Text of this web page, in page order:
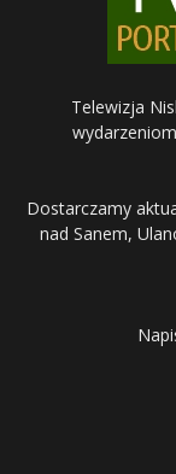
Telewizja
Dostarczamy
nad Sanem,